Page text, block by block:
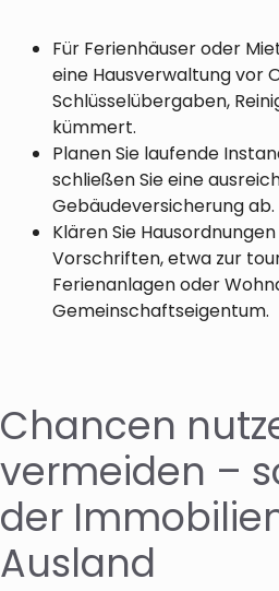
Für Ferienhäuser oder
eine Hausverwaltung vor
Schlüsselübergaben,
kümmert.
Planen Sie laufende
schließen Sie eine
Gebäudeversicherung ab.
Klären Sie
Vorschriften, etwa zur
Ferienanlagen oder
Gemeinschaftseigentum.
Chancen
vermeiden –
der
Ausland